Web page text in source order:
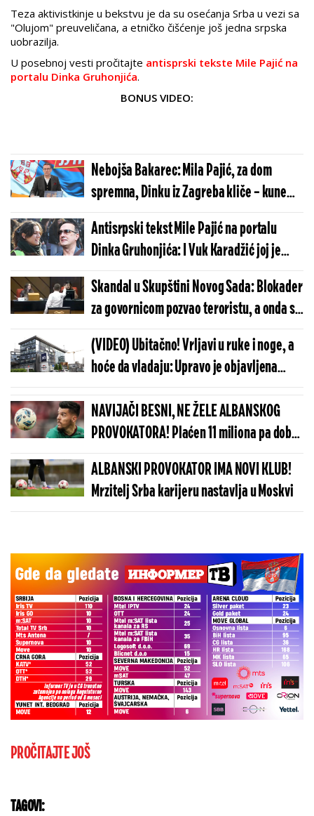
Teza aktivistkinje u bekstvu je da su osećanja Srba u vezi sa
"Olujom" preuveličana, a etničko čišćenje još jedna srpska
uobrazilja.
U posebnoj vesti pročitajte antisprski tekste Mile Pajić na
portalu Dinka Gruhonjića.
BONUS VIDEO:
Nebojša Bakarec: Mila Pajić, za dom
spremna, Dinku iz Zagreba kliče – kunem
ti se ustaški poglavniče!
Antisrpski tekst Mile Pajić na portalu
Dinka Gruhonjića: I Vuk Karadžić joj je
genocidan
Skandal u Skupštini Novog Sada: Blokader
za govornicom pozvao teroristu, a onda se
okrenuo ka Dini Vučinić...
(VIDEO) Ubitačno! Vrljavi u ruke i noge, a
hoće da vladaju: Upravo je objavljena
brutalna analiza o tajkunskim medijima
NAVIJAČI BESNI, NE ŽELE ALBANSKOG
PROVOKATORA! Plaćen 11 miliona pa dobio
brutalnu poruku
ALBANSKI PROVOKATOR IMA NOVI KLUB!
Mrzitelj Srba karijeru nastavlja u Moskvi
PROČITAJTE JOŠ
TAGOVI: